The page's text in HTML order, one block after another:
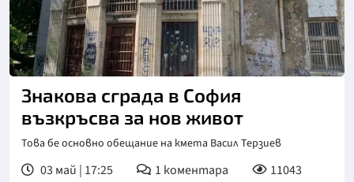
Знакова сграда в София
възкръсва за нов живот
Това бе основно обещание на кмета Васил Терзиев
03 май | 17:25 1 коментара 11043